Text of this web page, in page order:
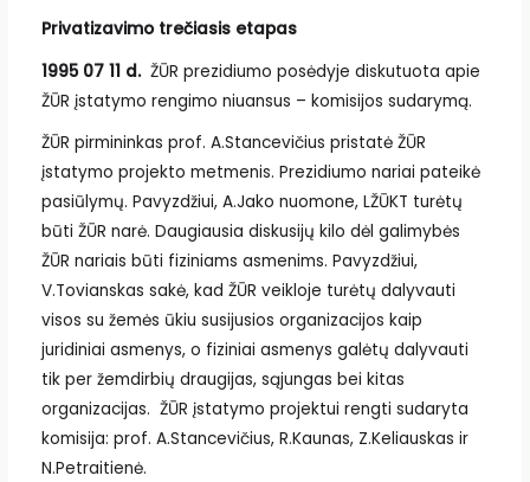
Privatizavimo trečiasis etapas
1995 07 11 d. ŽŪR prezidiumo posėdyje diskutuota apie
ŽŪR įstatymo rengimo niuansus – komisijos sudarymą.
ŽŪR pirmininkas prof. A.Stancevičius pristatė ŽŪR
įstatymo projekto metmenis. Prezidiumo nariai pateikė
pasiūlymų. Pavyzdžiui, A.Jako nuomone, LŽŪKT turėtų
būti ŽŪR narė. Daugiausia diskusijų kilo dėl galimybės
ŽŪR nariais būti fiziniams asmenims. Pavyzdžiui,
V.Tovianskas sakė, kad ŽŪR veikloje turėtų dalyvauti
visos su žemės ūkiu susijusios organizacijos kaip
juridiniai asmenys, o fiziniai asmenys galėtų dalyvauti
tik per žemdirbių draugijas, sąjungas bei kitas
organizacijas. ŽŪR įstatymo projektui rengti sudaryta
komisija: prof. A.Stancevičius, R.Kaunas, Z.Keliauskas ir
N.Petraitienė.